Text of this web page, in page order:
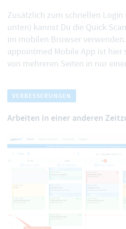
Zusätzlich zum schnellen Login
unten) kannst Du die Quick
im mobilen Browser
appointmed Mobile App ist hier
von mehreren Seiten in nur
VERBESSERUNGEN
Arbeiten in einer anderen